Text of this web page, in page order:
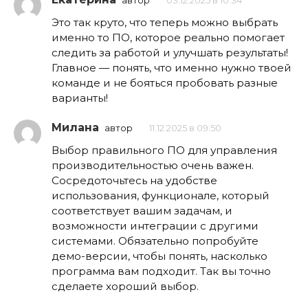
Это так круто, что теперь можно выбрать
именно то ПО, которое реально помогает
следить за работой и улучшать результаты!
Главное — понять, что именно нужно твоей
команде и не бояться пробовать разные
варианты!
Милана автор 11.12.2025 в 09:50
Выбор правильного ПО для управления
производительностью очень важен.
Сосредоточьтесь на удобстве
использования, функционале, который
соответствует вашим задачам, и
возможности интеграции с другими
системами. Обязательно попробуйте
демо-версии, чтобы понять, насколько
программа вам подходит. Так вы точно
сделаете хороший выбор.